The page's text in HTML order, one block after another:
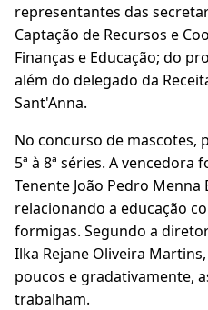
representantes das
Captação de Recursos e
Finanças e Educação; do
além do delegado da
Sant'Anna.
No concurso de mascotes,
5ª à 8ª séries. A vencedora
Tenente João Pedro
relacionando a educação
formigas. Segundo a
Ilka Rejane Oliveira
poucos e gradativamente,
trabalham.